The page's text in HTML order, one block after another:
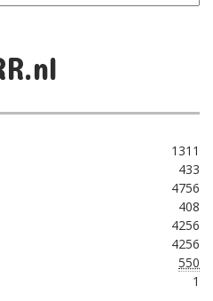
1311
433
4756
408
4256
4256
550
1